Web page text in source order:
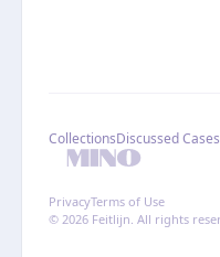
CollectionsDiscussed Cases
PrivacyTerms of Use
© 2026 Feitlijn. All rights